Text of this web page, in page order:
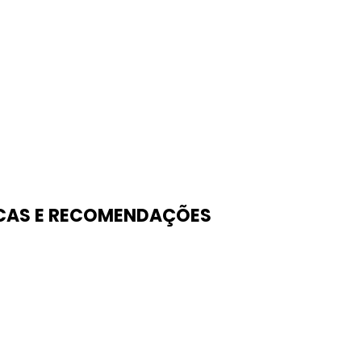
E RECOMENDAÇÕES